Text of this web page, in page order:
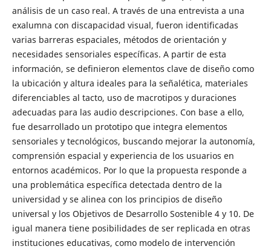
análisis de un caso real. A través de una entrevista a una
exalumna con discapacidad visual, fueron identificadas
varias barreras espaciales, métodos de orientación y
necesidades sensoriales específicas. A partir de esta
información, se definieron elementos clave de diseño como
la ubicación y altura ideales para la señalética, materiales
diferenciables al tacto, uso de macrotipos y duraciones
adecuadas para las audio descripciones. Con base a ello,
fue desarrollado un prototipo que integra elementos
sensoriales y tecnológicos, buscando mejorar la autonomía,
comprensión espacial y experiencia de los usuarios en
entornos académicos. Por lo que la propuesta responde a
una problemática específica detectada dentro de la
universidad y se alinea con los principios de diseño
universal y los Objetivos de Desarrollo Sostenible 4 y 10. De
igual manera tiene posibilidades de ser replicada en otras
instituciones educativas, como modelo de intervención